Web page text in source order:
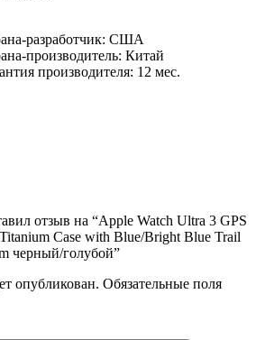
разработчик: США
производитель: Китай
производителя: 12 мес.
отзыв на “Apple Watch Ultra 3 GPS
Case with Blue/Bright Blue Trail
черный/голубой”
опубликован. Обязательные поля